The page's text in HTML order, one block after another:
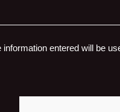
entered will be